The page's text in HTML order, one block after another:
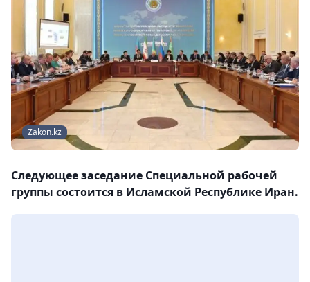
Zakon.kz
Следующее заседание Специальной рабочей
группы состоится в Исламской Республике Иран.